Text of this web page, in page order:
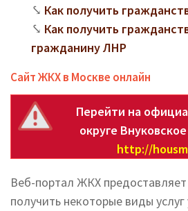
Как получить
Как получить
гражданину ЛНР
Сайт ЖКХ в Москве онлайн
Перейти на
округе
http://
Веб-портал ЖКХ
получить некоторые виды